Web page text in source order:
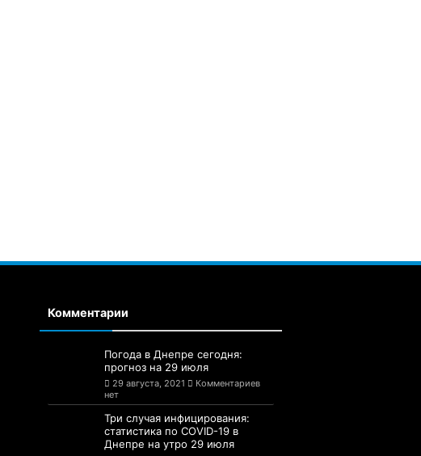
Комментарии
Погода в Днепре сегодня:
прогноз на 29 июля
29 августа, 2021
Комментариев
нет
Три случая инфицирования:
статистика по COVID-19 в
Днепре на утро 29 июля